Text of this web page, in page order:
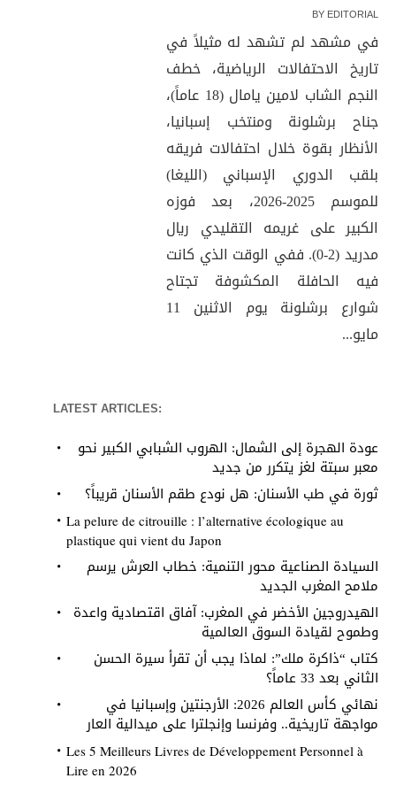
BY EDITORIAL
في مشهد لم تشهد له مثيلاً في
تاريخ الاحتفالات الرياضية، خطف
النجم الشاب لامين يامال (18 عاماً)،
جناح برشلونة ومنتخب إسبانيا،
الأنظار بقوة خلال احتفالات فريقه
بلقب الدوري الإسباني (الليغا)
للموسم 2025-2026، بعد فوزه
الكبير على غريمه التقليدي ريال
مدريد (2-0). ففي الوقت الذي كانت
فيه الحافلة المكشوفة تجتاح
شوارع برشلونة يوم الاثنين 11
مايو...
LATEST ARTICLES:
عودة الهجرة إلى الشمال: الهروب الشبابي الكبير نحو
معبر سبتة لغز يتكرر من جديد
ثورة في طب الأسنان: هل نودع طقم الأسنان قريباً؟
La pelure de citrouille : l’alternative écologique au
plastique qui vient du Japon
السيادة الصناعية محور التنمية: خطاب العرش يرسم
ملامح المغرب الجديد
الهيدروجين الأخضر في المغرب: آفاق اقتصادية واعدة
وطموح لقيادة السوق العالمية
كتاب “ذاكرة ملك”: لماذا يجب أن تقرأ سيرة الحسن
الثاني بعد 33 عاماً؟
نهائي كأس العالم 2026: الأرجنتين وإسبانيا في
مواجهة تاريخية.. وفرنسا وإنجلترا على ميدالية العار
Les 5 Meilleurs Livres de Développement Personnel à
Lire en 2026